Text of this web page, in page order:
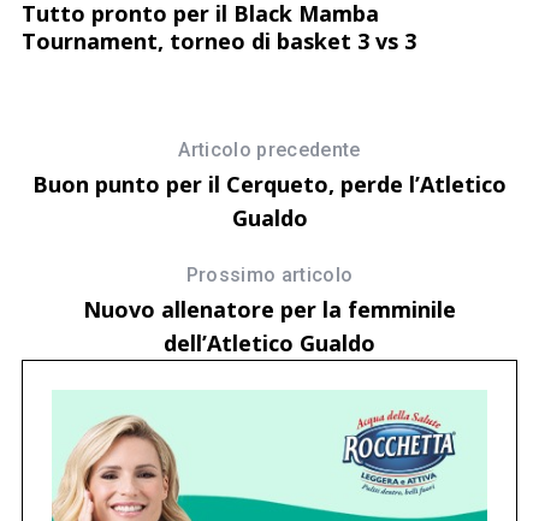
Tutto pronto per il Black Mamba
Tournament, torneo di basket 3 vs 3
Articolo precedente
Buon punto per il Cerqueto, perde l’Atletico
Gualdo
Prossimo articolo
Nuovo allenatore per la femminile
dell’Atletico Gualdo